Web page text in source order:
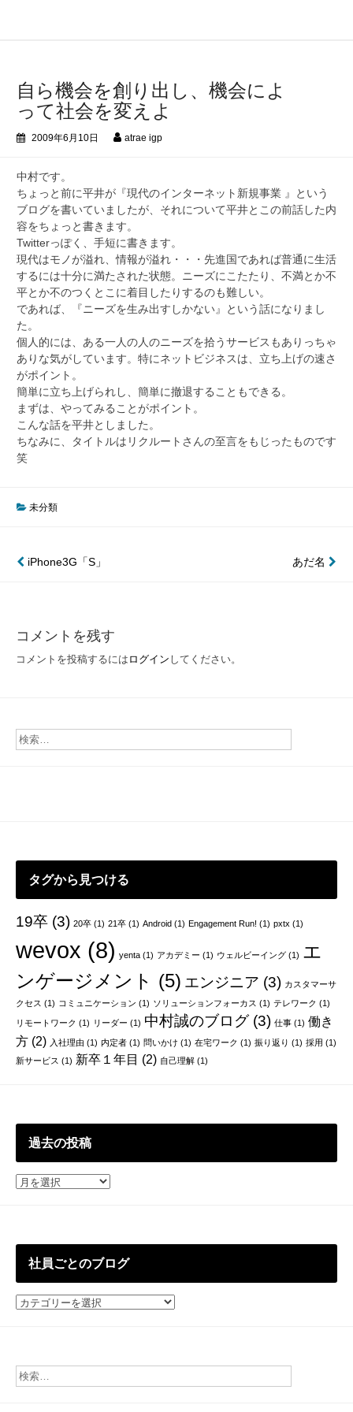
自ら機会を創り出し、機会によ
って社会を変えよ
2009年6月10日 atrae igp
中村です。
ちょっと前に平井が『現代のインターネット新規事業 』という
ブログを書いていましたが、それについて平井とこの前話した内
容をちょっと書きます。
Twitterっぽく、手短に書きます。
現代はモノが溢れ、情報が溢れ・・・先進国であれば普通に生活
するには十分に満たされた状態。ニーズにこたたり、不満とか不
平とか不のつくとこに着目したりするのも難しい。
であれば、『ニーズを生み出すしかない』という話になりまし
た。
個人的には、ある一人の人のニーズを拾うサービスもありっちゃ
ありな気がしています。特にネットビジネスは、立ち上げの速さ
がポイント。
簡単に立ち上げられし、簡単に撤退することもできる。
まずは、やってみることがポイント。
こんな話を平井としました。
ちなみに、タイトルはリクルートさんの至言をもじったものです
笑
未分類
投
ビ
ゲ
シ
ョ
iPhone3G「S」 あだ名
コメントを残す
コメントを投稿するには ログイン してください。
タグから見つける
19卒(3) 20卒(1) 21卒(1) Android(1) Engagement Run! (1) pxtx (1)
wevox (8) yenta(1) アカデミー (1) ウェルビーイング(1) エ
ンゲージメント (5) エンジニア (3) カスタマーサ
クセス (1) コミュニケーション (1) ソリューションフォーカス (1) テレワーク (1)
リモートワーク (1) リーダー (1) 中村誠のブログ(3) 仕事(1) 働き
方(2) 入社理由 (1) 内定者(1) 問いかけ (1) 在宅ワーク (1) 振り返り (1) 採用 (1)
新サービス (1) 新卒１年目 (2) 自己理解(1)
過去の投稿
過
社員ごとのブログ
社
ブ